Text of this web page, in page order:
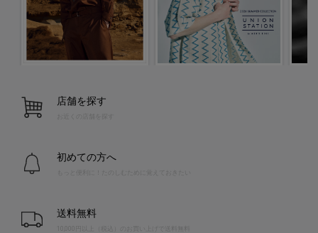
店舗を探す
お近くの店舗を探す
初めての方へ
送料無料
10,000円以上（税込）のお買い上げで送料無料